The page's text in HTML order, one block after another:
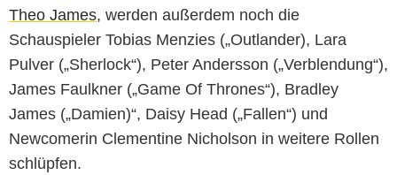
Theo James, werden außerdem noch die
Schauspieler Tobias Menzies („Outlander), Lara
Pulver („Sherlock“), Peter Andersson („Verblendung“),
James Faulkner („Game Of Thrones“), Bradley
James („Damien)“, Daisy Head („Fallen“) und
Newcomerin Clementine Nicholson in weitere Rollen
schlüpfen.